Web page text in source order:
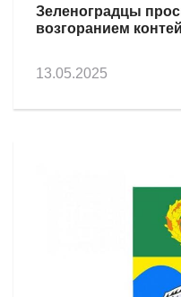
Зеленоградцы
возгоранием
13.05.2025